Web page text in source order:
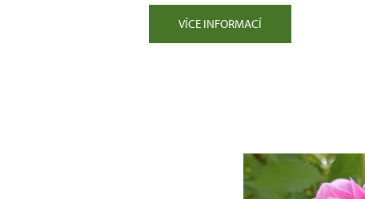
VÍCE INFORMACÍ